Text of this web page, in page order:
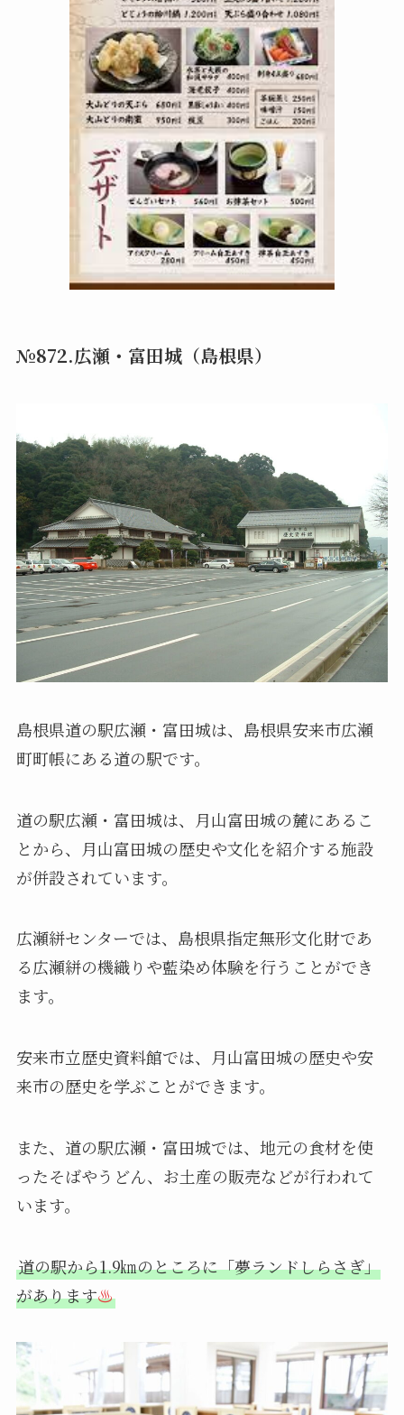
№872.広瀬・富田城（島根県）
島根県道の駅広瀬・富田城は、島根県安来市広瀬
町町帳にある道の駅です。
道の駅広瀬・富田城は、月山富田城の麓にあるこ
とから、月山富田城の歴史や文化を紹介する施設
が併設されています。
広瀬絣センターでは、島根県指定無形文化財であ
る広瀬絣の機織りや藍染め体験を行うことができ
ます。
安来市立歴史資料館では、月山富田城の歴史や安
来市の歴史を学ぶことができます。
また、道の駅広瀬・富田城では、地元の食材を使
ったそばやうどん、お土産の販売などが行われて
います。
道の駅から1.9㎞のところに「夢ランドしらさぎ」
があります♨